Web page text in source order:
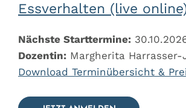
Essverhalten (live
Nächste Starttermine:
Dozentin: Margherita Harrasser-
Download Terminübersicht &